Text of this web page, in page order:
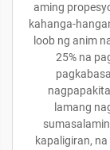
aming
kahanga-
loob ng anim
25% na
lamang
kapaligiran,